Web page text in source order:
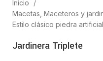
Inicio
Macetas, Maceteros y
Estilo clásico piedra artificial
Jardinera Triplete